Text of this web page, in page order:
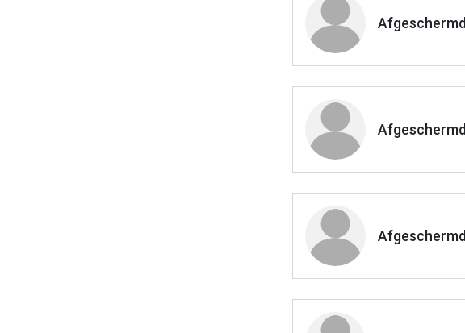
Afgeschermd
Afgeschermd
Afgeschermd